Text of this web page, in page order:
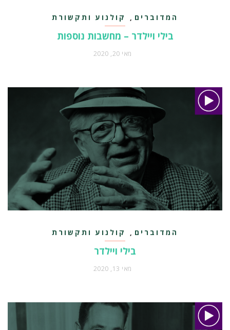
המדוברים , קולנוע ותקשורת
בילי ויילדר – מחשבות נוספות
מאי 20, 2020
המדוברים , קולנוע ותקשורת
בילי ויילדר
מאי 13, 2020